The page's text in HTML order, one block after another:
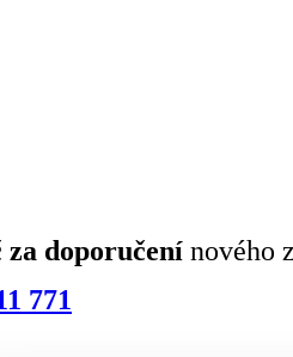
za doporučení nového
771